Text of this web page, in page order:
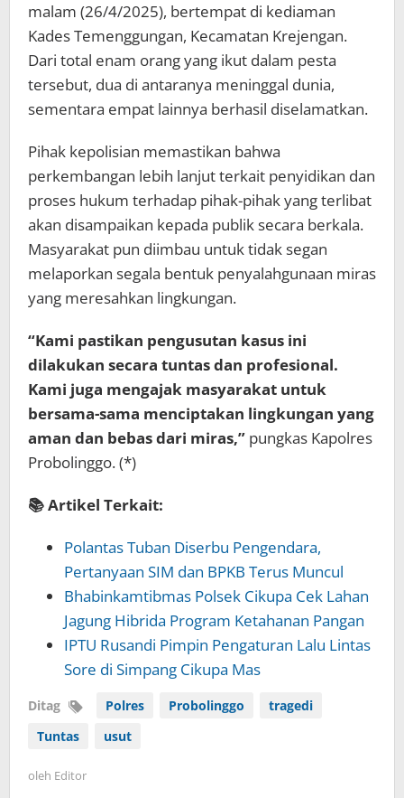
malam (26/4/2025), bertempat di kediaman
Kades Temenggungan, Kecamatan Krejengan.
Dari total enam orang yang ikut dalam pesta
tersebut, dua di antaranya meninggal dunia,
sementara empat lainnya berhasil diselamatkan.
Pihak kepolisian memastikan bahwa
perkembangan lebih lanjut terkait penyidikan dan
proses hukum terhadap pihak-pihak yang terlibat
akan disampaikan kepada publik secara berkala.
Masyarakat pun diimbau untuk tidak segan
melaporkan segala bentuk penyalahgunaan miras
yang meresahkan lingkungan.
“Kami pastikan pengusutan kasus ini
dilakukan secara tuntas dan profesional.
Kami juga mengajak masyarakat untuk
bersama-sama menciptakan lingkungan yang
aman dan bebas dari miras,” pungkas Kapolres
Probolinggo. (*)
📚 Artikel Terkait:
Polantas Tuban Diserbu Pengendara,
Pertanyaan SIM dan BPKB Terus Muncul
Bhabinkamtibmas Polsek Cikupa Cek Lahan
Jagung Hibrida Program Ketahanan Pangan
IPTU Rusandi Pimpin Pengaturan Lalu Lintas
Sore di Simpang Cikupa Mas
Ditag Polres Probolinggo
tragedi
Tuntas
usut
oleh Editor